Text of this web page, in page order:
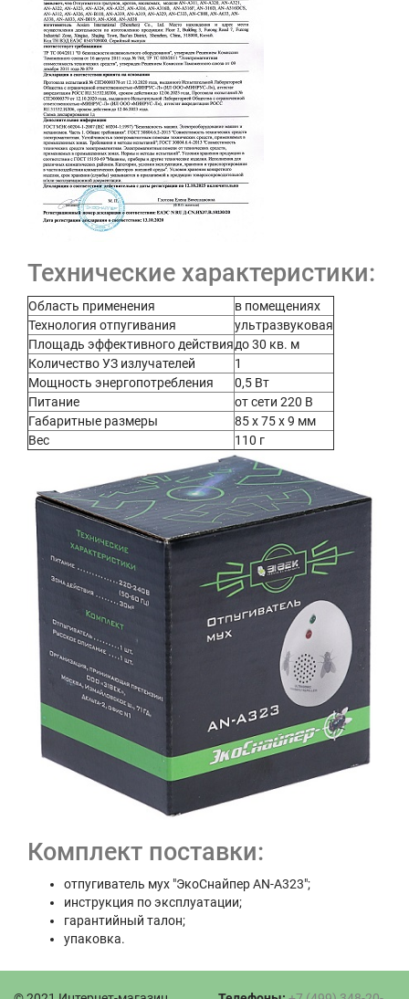
Технические характеристики:
Область применения
в помещениях
Технология отпугивания
ультразвуковая
Площадь эффективного действиядо 30 кв. м
Количество УЗ излучателей
1
Мощность энергопотребления
0,5 Вт
Питание
от сети 220 В
Габаритные размеры
85 х 75 х 9 мм
Вес
110 г
Комплект поставки:
отпугиватель мух "ЭкоСнайпер AN-A323";
инструкция по эксплуатации;
гарантийный талон;
упаковка.